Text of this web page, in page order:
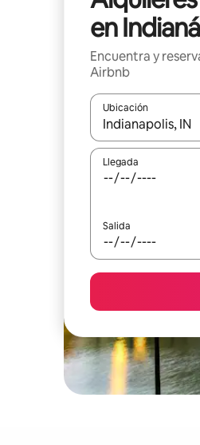
en
Encuentra y
Airbnb
Ubicación
Cuando los
Llegada
Salida